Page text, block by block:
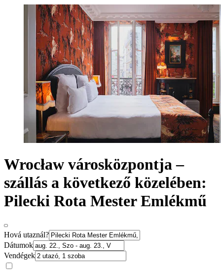
Wrocław városközpontja –
szállás a következő közelében:
Pilecki Rota Mester Emlékmű
Hová utaznál?
Dátumok
Vendégek